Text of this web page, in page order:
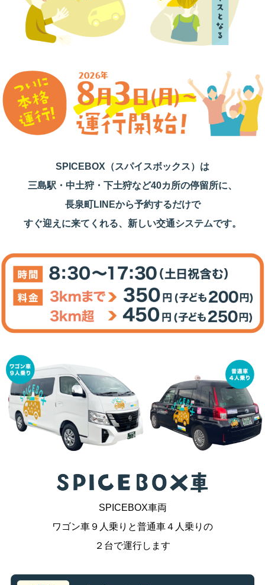
SPICEBOX（スパイスボックス）は
三島駅・中土狩・下土狩など40カ所の停留所に、
長泉町LINEから予約するだけで
すぐ迎えに来てくれる、新しい交通システムです。
SPICEBOX車両
ワゴン車９人乗りと普通車４人乗りの
２台で運行します